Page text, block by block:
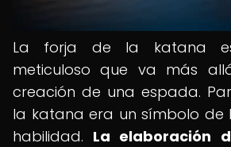
La forja de la katana
meticuloso que va más
creación de una espada.
la katana era un símbolo de
habilidad. La elaboración